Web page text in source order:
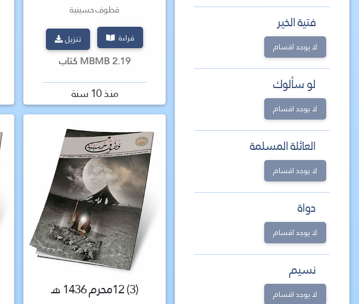
فتية الخير
لا يوجد اقسام
لو سألوك
لا يوجد اقسام
العائلة المسلمة
لا يوجد اقسام
دواة
لا يوجد اقسام
نسيم
لا يوجد اقسام
قطوف حسينية
قراءة تنزيل
2.19 MBMB كتاب
منذ 10 سنة
(3) 12محرم 1436 هـ